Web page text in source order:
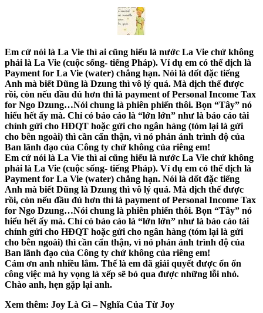
Em cứ nói là La Vie thì ai cũng hiểu là nước La Vie chứ không
phải là La Vie (cuộc sống- tiếng Pháp). Ví dụ em có thể dịch là
Payment for La Vie (water) chẳng hạn. Nói là dốt đặc tiếng
Anh mà biết Dũng là Dzung thì vô lý quá. Mà dịch thế được
rồi, còn nếu đầu đủ hơn thì là payment of Personal Income Tax
for Ngo Dzung…Nói chung là phiên phiến thôi. Bọn “Tây” nó
hiểu hết ấy mà. Chỉ có báo cáo là “lớn lớn” như là báo cáo tài
chính gửi cho HĐQT hoặc gửi cho ngân hàng (tóm lại là gửi
cho bên ngoài) thì cần cẩn thận, vì nó phản ánh trình độ của
Ban lãnh đạo của Công ty chứ không của riêng em!
Em cứ nói là La Vie thì ai cũng hiểu là nước La Vie chứ không
phải là La Vie (cuộc sống- tiếng Pháp). Ví dụ em có thể dịch là
Payment for La Vie (water) chẳng hạn. Nói là dốt đặc tiếng
Anh mà biết Dũng là Dzung thì vô lý quá. Mà dịch thế được
rồi, còn nếu đầu đủ hơn thì là payment of Personal Income Tax
for Ngo Dzung…Nói chung là phiên phiến thôi. Bọn “Tây” nó
hiểu hết ấy mà. Chỉ có báo cáo là “lớn lớn” như là báo cáo tài
chính gửi cho HĐQT hoặc gửi cho ngân hàng (tóm lại là gửi
cho bên ngoài) thì cần cẩn thận, vì nó phản ánh trình độ của
Ban lãnh đạo của Công ty chứ không của riêng em!
Cám ơn anh nhiều lắm. Thế là em đã giải quyết được ổn ổn
công việc mà hy vọng là xếp sẽ bỏ qua được những lỗi nhỏ.
Chào anh, hẹn gặp lại anh.
Xem thêm: Joy Là Gì – Nghĩa Của Từ Joy